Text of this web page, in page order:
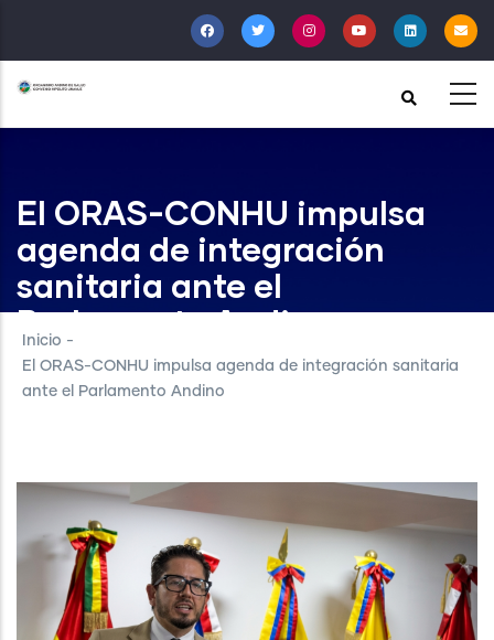
al
contenido
principal
El ORAS-CONHU impulsa
agenda de integración
sanitaria ante el
Parlamento Andino
Inicio -
El ORAS-CONHU impulsa agenda de integración sanitaria
ante el Parlamento Andino